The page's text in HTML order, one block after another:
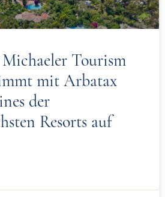
Tourism
mit Arbatax
der
Resorts auf